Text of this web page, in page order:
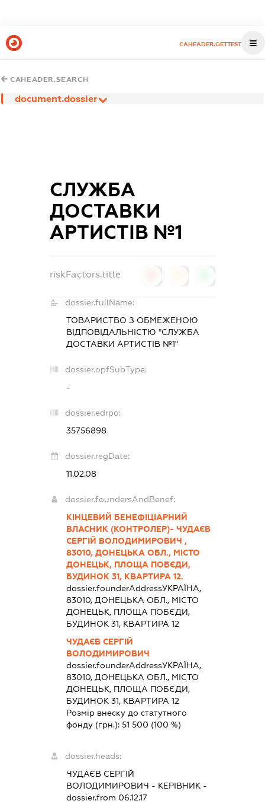
CAHEADER.GETTEST
CAHEADER.SEARCH
document.dossier
СЛУЖБА
ДОСТАВКИ
АРТИСТІВ №1
riskFactors.title
dossier.fullName:
ТОВАРИСТВО З ОБМЕЖЕНОЮ
ВІДПОВІДАЛЬНІСТЮ "СЛУЖБА
ДОСТАВКИ АРТИСТІВ №1"
dossier.opfSubType:
-
dossier.edrpo:
35756898
dossier.regDate:
11.02.08
dossier.foundersAndBenef:
КІНЦЕВИЙ БЕНЕФІЦІАРНИЙ
ВЛАСНИК (КОНТРОЛЕР)- ЧУДАЄВ
СЕРГІЙ ВОЛОДИМИРОВИЧ ,
83010, ДОНЕЦЬКА ОБЛ., МІСТО
ДОНЕЦЬК, ПЛОЩА ПОБЄДИ,
БУДИНОК 31, КВАРТИРА 12.
dossier.founderAddressУКРАЇНА,
83010, ДОНЕЦЬКА ОБЛ., МІСТО
ДОНЕЦЬК, ПЛОЩА ПОБЄДИ,
БУДИНОК 31, КВАРТИРА 12
ЧУДАЄВ СЕРГІЙ
ВОЛОДИМИРОВИЧ
dossier.founderAddressУКРАЇНА,
83010, ДОНЕЦЬКА ОБЛ., МІСТО
ДОНЕЦЬК, ПЛОЩА ПОБЄДИ,
БУДИНОК 31, КВАРТИРА 12
Розмір внеску до статутного
фонду (грн.):51 500 (100 %)
dossier.heads:
ЧУДАЄВ СЕРГІЙ
ВОЛОДИМИРОВИЧ - КЕРІВНИК -
dossier.from 06.12.17